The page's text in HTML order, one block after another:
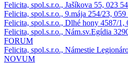
Felicita, spol.s.r.o., Jašíkova 55, 023
Felicita, spol.s.r.o., 9.mája 254/23,
Felicita, spol.s.r.o., Dlhé hony 4587/
Felicita, spol.s.r.o., Nám.sv.Egídia
FORUM
Felicita, spol.s.r.o., Námestie
NOVUM